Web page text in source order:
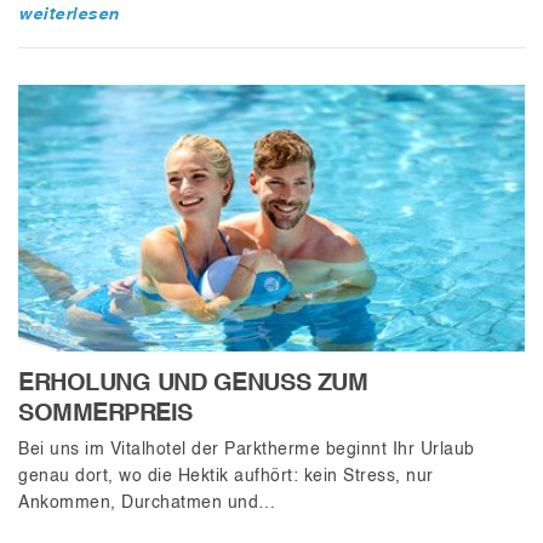
weiterlesen
ERHOLUNG UND GENUSS ZUM
SOMMERPREIS
Bei uns im Vitalhotel der Parktherme beginnt Ihr Urlaub
genau dort, wo die Hektik aufhört: kein Stress, nur
Ankommen, Durchatmen und…